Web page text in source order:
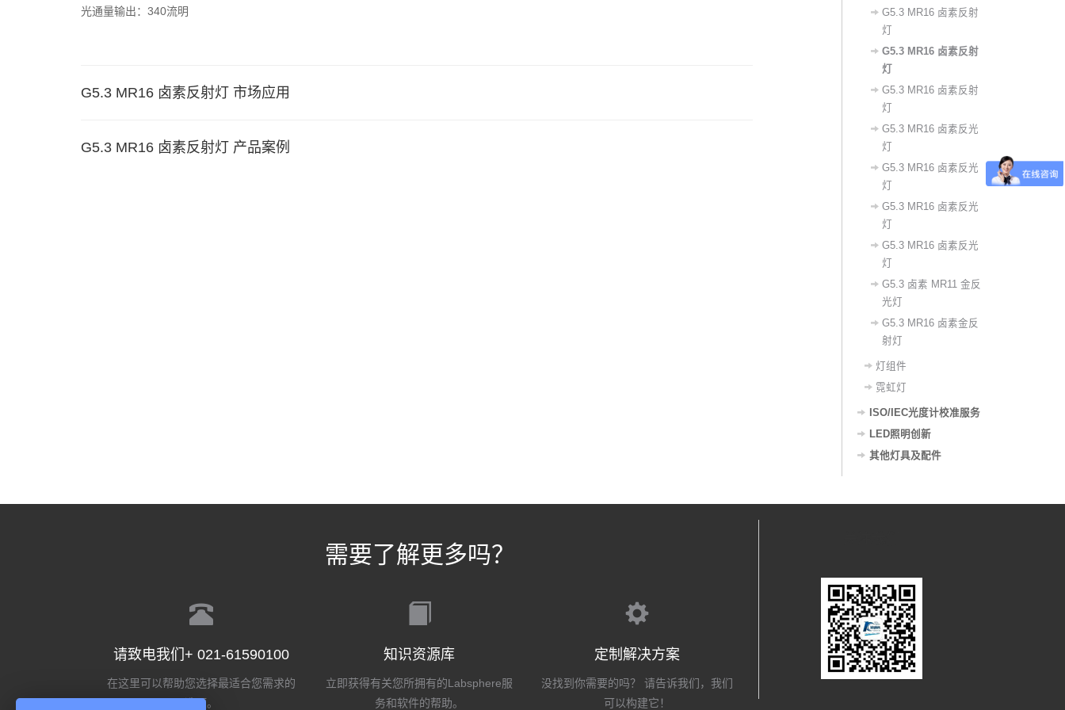
光通量输出：340流明
G5.3 MR16 卤素反射灯 市场应用
G5.3 MR16 卤素反射灯 产品案例
G5.3 MR16 卤素反射
灯
G5.3 MR16 卤素反射
灯
G5.3 MR16 卤素反射
灯
‌G5.3 MR16 卤素反光
灯‌
​G5.3 MR16 卤素反光
灯
G5.3 MR16 卤素反光
灯
G5.3 MR16 卤素反光
灯
G5.3 卤素 MR11 金反
光灯
G5.3 MR16 卤素金反
射灯
灯组件
霓虹灯
ISO/IEC光度计校准服务
LED照明创新
其他灯具及配件
需要了解更多吗？
请致电我们+ 021-61590100
在这里可以帮助您选择最适合您需求的
选项。
知识资源库
立即获得有关您所拥有的Labsphere服
务和软件的帮助。
定制解决方案
没找到你需要的吗？ 请告诉我们，我们
可以构建它！